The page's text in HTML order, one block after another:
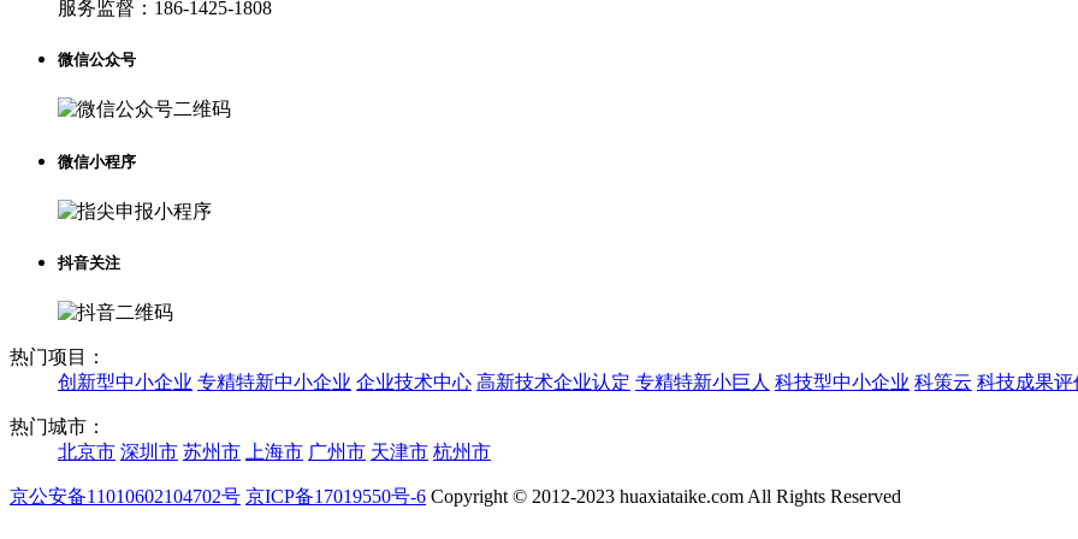
服务监督： 186-1425-1808
微信公众号
微信小程序
抖音关注
热门项目：
创新型中小企业 专精特新中小企业 企业技术中心 高新技术企业认定 专精特新小巨人 科技型中小企业 科策云 科技成果评
热门城市：
北京市 深圳市 苏州市 上海市 广州市 天津市 杭州市
京公安备11010602104702号 京ICP备17019550号-6 Copyright © 2012-2023 huaxiataike.com All Rights Reserved